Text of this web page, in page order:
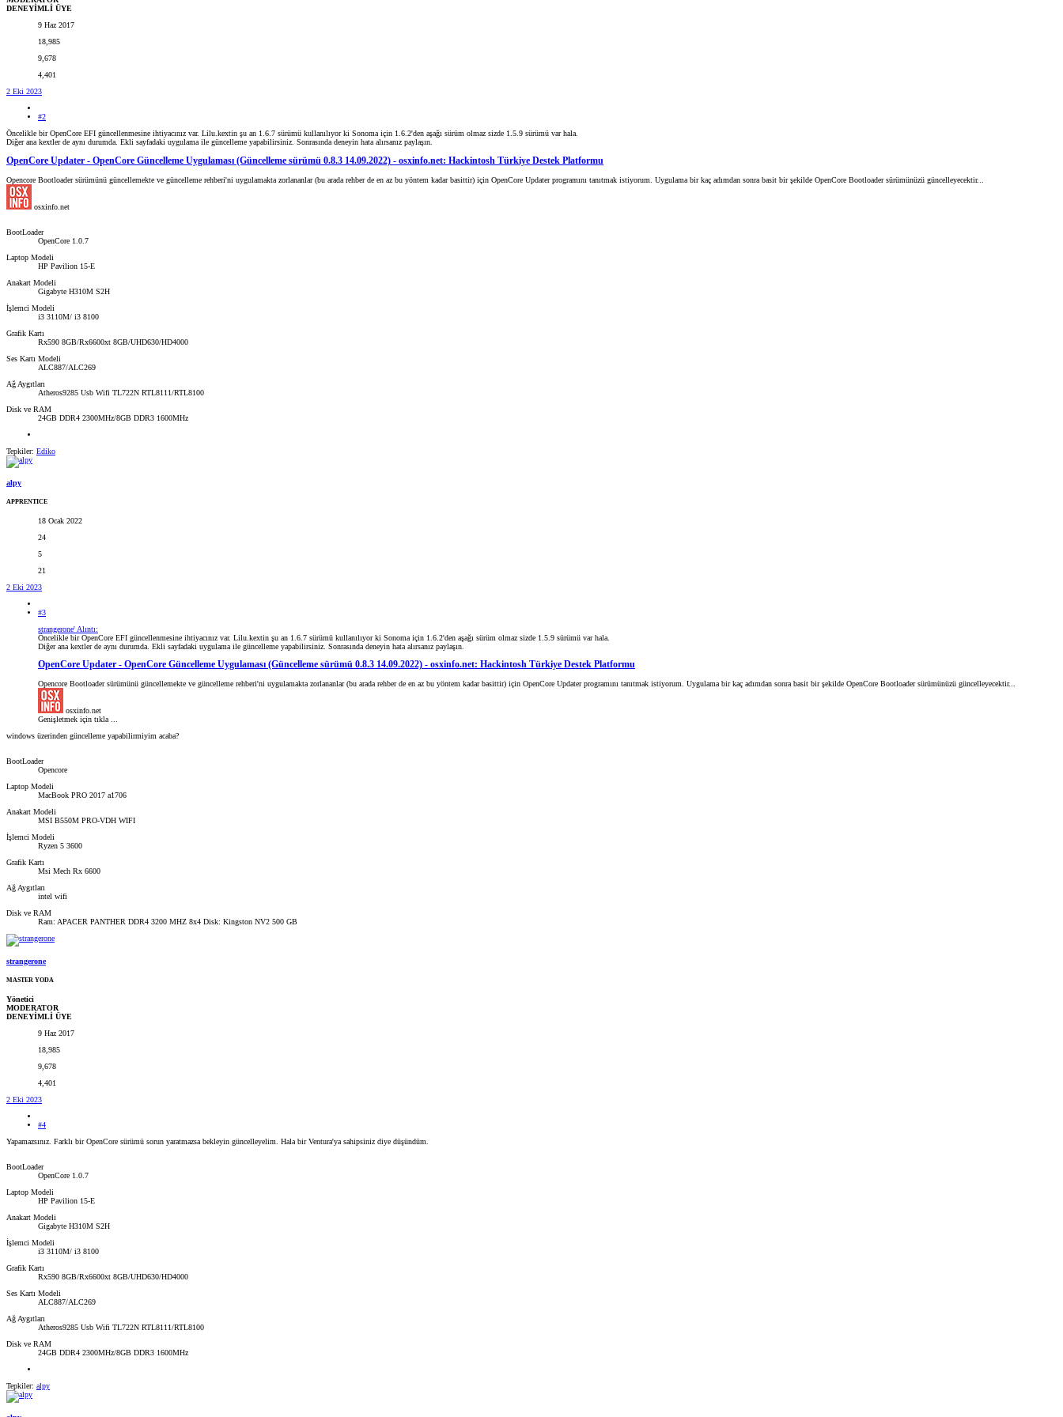
DENEYİMLİ ÜYE
9 Haz 2017
18,985
9,678
4,401
2 Eki 2023
#2
Öncelikle bir OpenCore EFI güncellenmesine ihtiyacınız var. Lilu.kextin şu an 1.6.7 sürümü kullanılıyor ki Sonoma için 1.6.2'den aşağı sürüm olmaz sizde 1.5.9 sürümü var hala.
Diğer ana kextler de aynı durumda. Ekli sayfadaki uygulama ile güncelleme yapabilirsiniz. Sonrasında deneyin hata alırsanız paylaşın.
OpenCore Updater - OpenCore Güncelleme Uygulaması (Güncelleme sürümü 0.8.3 14.09.2022) - osxinfo.net: Hackintosh Türkiye Destek Platformu
Opencore Bootloader sürümünü güncellemekte ve güncelleme rehberi'ni uygulamakta zorlananlar (bu arada rehber de en az bu yöntem kadar basittir) için OpenCore Updater programını tanıtmak istiyorum. Uygulama bir kaç adımdan sonra basit bir şekilde OpenCore Bootloader sürümünüzü güncelleyecektir...
osxinfo.net
BootLoader
OpenCore 1.0.7
Laptop Modeli
HP Pavilion 15-E
Anakart Modeli
Gigabyte H310M S2H
İşlemci Modeli
i3 3110M/ i3 8100
Grafik Kartı
Rx590 8GB/Rx6600xt 8GB/UHD630/HD4000
Ses Kartı Modeli
ALC887/ALC269
Ağ Aygıtları
Atheros9285 Usb Wifi TL722N RTL8111/RTL8100
Disk ve RAM
24GB DDR4 2300MHz/8GB DDR3 1600MHz
Tepkiler: Ediko
alpy
APPRENTICE
18 Ocak 2022
24
5
21
2 Eki 2023
#3
strangerone' Alıntı:
Öncelikle bir OpenCore EFI güncellenmesine ihtiyacınız var. Lilu.kextin şu an 1.6.7 sürümü kullanılıyor ki Sonoma için 1.6.2'den aşağı sürüm olmaz sizde 1.5.9 sürümü var hala.
Diğer ana kextler de aynı durumda. Ekli sayfadaki uygulama ile güncelleme yapabilirsiniz. Sonrasında deneyin hata alırsanız paylaşın.
OpenCore Updater - OpenCore Güncelleme Uygulaması (Güncelleme sürümü 0.8.3 14.09.2022) - osxinfo.net: Hackintosh Türkiye Destek Platformu
Opencore Bootloader sürümünü güncellemekte ve güncelleme rehberi'ni uygulamakta zorlananlar (bu arada rehber de en az bu yöntem kadar basittir) için OpenCore Updater programını tanıtmak istiyorum. Uygulama bir kaç adımdan sonra basit bir şekilde OpenCore Bootloader sürümünüzü güncelleyecektir...
osxinfo.net
Genişletmek için tıkla ...
windows üzerinden güncelleme yapabilirmiyim acaba?
BootLoader
Opencore
Laptop Modeli
MacBook PRO 2017 a1706
Anakart Modeli
MSI B550M PRO-VDH WIFI
İşlemci Modeli
Ryzen 5 3600
Grafik Kartı
Msi Mech Rx 6600
Ağ Aygıtları
intel wifi
Disk ve RAM
Ram: APACER PANTHER DDR4 3200 MHZ 8x4 Disk: Kingston NV2 500 GB
strangerone
MASTER YODA
Yönetici
MODERATOR
DENEYİMLİ ÜYE
9 Haz 2017
18,985
9,678
4,401
2 Eki 2023
#4
Yapamazsınız. Farklı bir OpenCore sürümü sorun yaratmazsa bekleyin güncelleyelim. Hala bir Ventura'ya sahipsiniz diye düşündüm.
BootLoader
OpenCore 1.0.7
Laptop Modeli
HP Pavilion 15-E
Anakart Modeli
Gigabyte H310M S2H
İşlemci Modeli
i3 3110M/ i3 8100
Grafik Kartı
Rx590 8GB/Rx6600xt 8GB/UHD630/HD4000
Ses Kartı Modeli
ALC887/ALC269
Ağ Aygıtları
Atheros9285 Usb Wifi TL722N RTL8111/RTL8100
Disk ve RAM
24GB DDR4 2300MHz/8GB DDR3 1600MHz
Tepkiler: alpy